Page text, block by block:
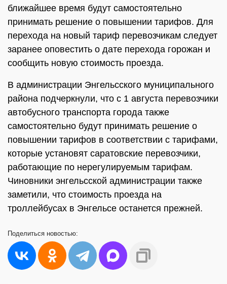
ближайшее время будут самостоятельно
принимать решение о повышении тарифов. Для
перехода на новый тариф перевозчикам следует
заранее оповестить о дате перехода горожан и
сообщить новую стоимость проезда.
В администрации Энгельсского муниципального
района подчеркнули, что с 1 августа перевозчики
автобусного транспорта города также
самостоятельно будут принимать решение о
повышении тарифов в соответствии с тарифами,
которые установят саратовские перевозчики,
работающие по нерегулируемым тарифам.
Чиновники энгельсской администрации также
заметили, что стоимость проезда на
троллейбусах в Энгельсе останется прежней.
Поделиться новостью: